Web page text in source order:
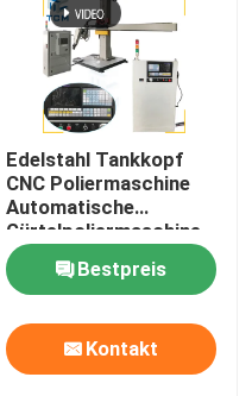
Edelstahl Tankkopf
CNC Poliermaschine
Automatische
Gürtelpoliermaschine
Bestpreis
Kontakt